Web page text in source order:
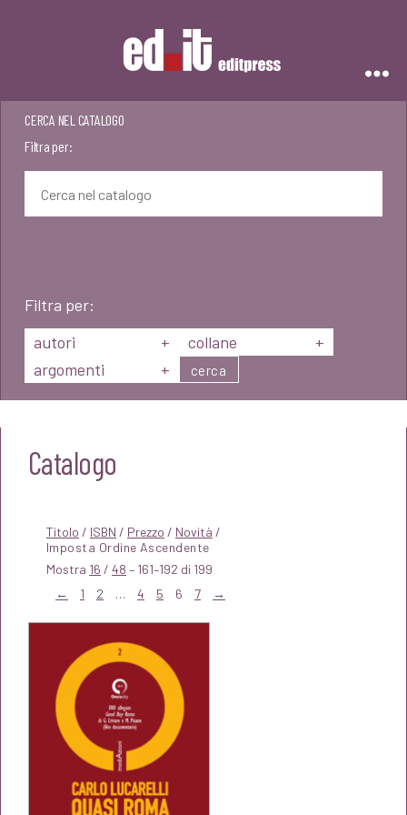
CERCA NEL CATALOGO
Filtra per:
Filtra per:
autori
+ collane
+
argomenti
+ cerca
Catalogo
Titolo / ISBN / Prezzo / Novità /
Mostra 16 / 48 – 161–192 di 199
←
1 2 … 4 5 6 7 →